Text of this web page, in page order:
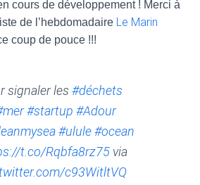
cours de développement ! Merci à
de l’hebdomadaire Le Marin
coup de pouce !!!
signaler les #déchets
#startup #Adour
#ulule#ocean
t.co/Rqbfa8rz75 via
c93WitltVQ